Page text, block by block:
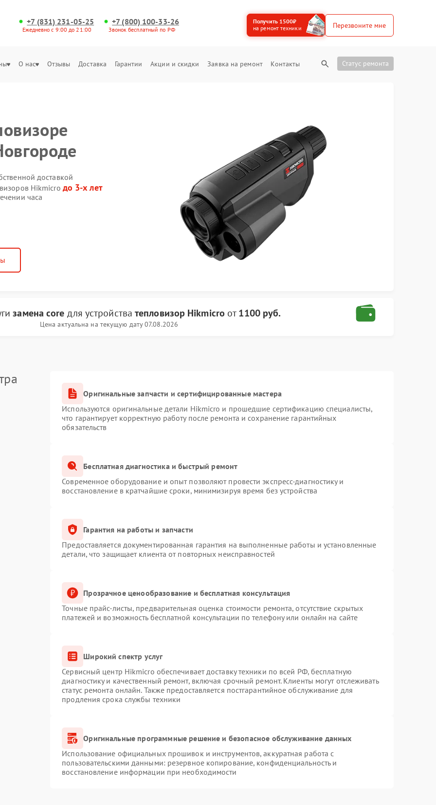
+7 (831) 231-05-25
Ежедневно с 9:00 до 21:00
+7 (800) 100-33-26
Звонок бесплатный по РФ
Получить 1500₽
на ремонт техники
Перезвоните мне
О нас Отзывы Доставка Гарантии Акции и скидки Заявка на ремонт Контакты Статус ремонта
доставкой
Hikmicro до 3-х лет
часа
замена core для устройстватепловизор Hikmicro от1100 руб.
Цена актуальна на текущую дату 07.08.2026
Оригинальные запчасти и сертифицированные мастера
Используются оригинальные детали Hikmicro и прошедшие сертификацию специалисты,
что гарантирует корректную работу после ремонта и сохранение гарантийных
обязательств
Бесплатная диагностика и быстрый ремонт
Современное оборудование и опыт позволяют провести экспресс-диагностику и
восстановление в кратчайшие сроки, минимизируя время без устройства
Гарантия на работы и запчасти
Предоставляется документированная гарантия на выполненные работы и установленные
детали, что защищает клиента от повторных неисправностей
Прозрачное ценообразование и бесплатная консультация
Точные прайс-листы, предварительная оценка стоимости ремонта, отсутствие скрытых
платежей и возможность бесплатной консультации по телефону или онлайн на сайте
Широкий спектр услуг
Сервисный центр Hikmicro обеспечивает доставку техники по всей РФ, бесплатную
диагностику и качественный ремонт, включая срочный ремонт. Клиенты могут отслеживать
статус ремонта онлайн. Также предоставляется постгарантийное обслуживание для
продления срока службы техники
Оригинальные программные решение и безопасное обслуживание данных
Использование официальных прошивок и инструментов, аккуратная работа с
пользовательскими данными: резервное копирование, конфиденциальность и
восстановление информации при необходимости